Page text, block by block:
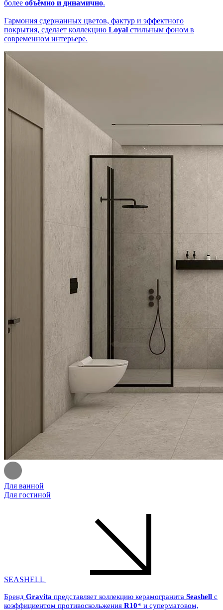
более объёмно и динамично.
Гармония сдержанных цветов, фактур и эффектного
покрытия, сделает коллекцию Loyal стильным фоном в
современном интерьере.
Для ванной
Для гостиной
SEASHELL
Бренд Gravita представляет коллекцию керамогранита Seashell с
коэффициентом противоскольжения R10* и суперматовом,